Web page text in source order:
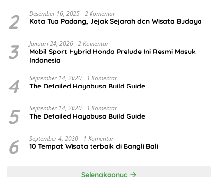
2 Desember 16, 2025 2 Komentar
Kota Tua Padang, Jejak Sejarah dan Wisata Budaya
3 Januari 24, 2026 2 Komentar
Mobil Sport Hybrid Honda Prelude Ini Resmi Masuk
Indonesia
4 September 14, 2020 1 Komentar
The Detailed Hayabusa Build Guide
5 September 14, 2020 1 Komentar
The Detailed Hayabusa Build Guide
6 September 4, 2020 1 Komentar
10 Tempat Wisata terbaik di Bangli Bali
Selengkapnya